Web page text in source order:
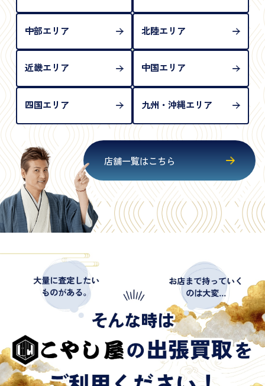
中部エリア 北陸エリア
近畿エリア 中国エリア
四国エリア 九州・沖縄エリア
店舗一覧はこちら